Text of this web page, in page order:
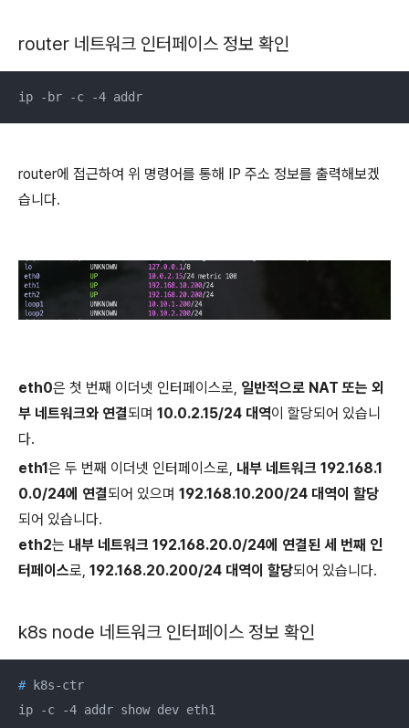
router 네트워크 인터페이스 정보 확인
ip -br -c -4 addr
router에 접근하여 위 명령어를 통해 IP 주소 정보를 출력해보겠
습니다.
eth0은 첫 번째 이더넷 인터페이스로, 일반적으로 NAT 또는 외
부 네트워크와 연결되며 10.0.2.15/24 대역이 할당되어 있습니
다.
eth1은 두 번째 이더넷 인터페이스로, 내부 네트워크 192.168.1
0.0/24에 연결되어 있으며 192.168.10.200/24 대역이 할당
되어 있습니다.
eth2는 내부 네트워크 192.168.20.0/24에 연결된 세 번째 인
터페이스로, 192.168.20.200/24 대역이 할당되어 있습니다.
k8s node 네트워크 인터페이스 정보 확인
# k8s-ctr
ip -c -4 addr show dev eth1